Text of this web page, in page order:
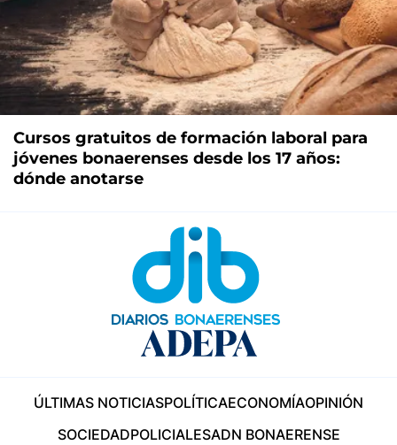
Cursos gratuitos de formación laboral para
jóvenes bonaerenses desde los 17 años:
dónde anotarse
ÚLTIMAS NOTICIASPOLÍTICAECONOMÍAOPINIÓN
SOCIEDADPOLICIALESADN BONAERENSE